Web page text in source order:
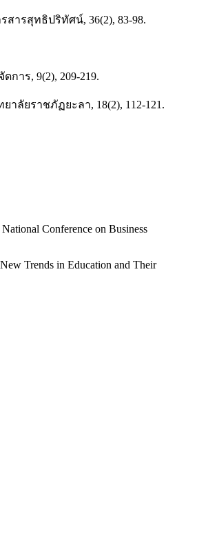
ารสุทธิปริทัศน์, 36(2), 83-98.
าร, 9(2), 209-219.
ลัยราชภัฏยะลา, 18(2), 112-121.
Conference on Business
Trends in Education and Their